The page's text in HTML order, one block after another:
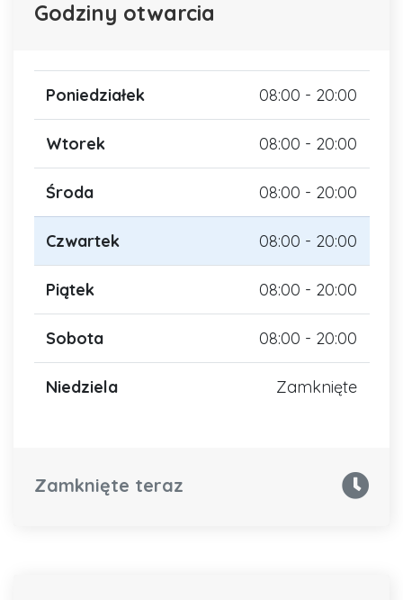
Godziny otwarcia
Poniedziałek 08:00 - 20:00
Wtorek 08:00 - 20:00
Środa 08:00 - 20:00
Czwartek 08:00 - 20:00
Piątek 08:00 - 20:00
Sobota 08:00 - 20:00
Niedziela Zamknięte
Zamknięte teraz